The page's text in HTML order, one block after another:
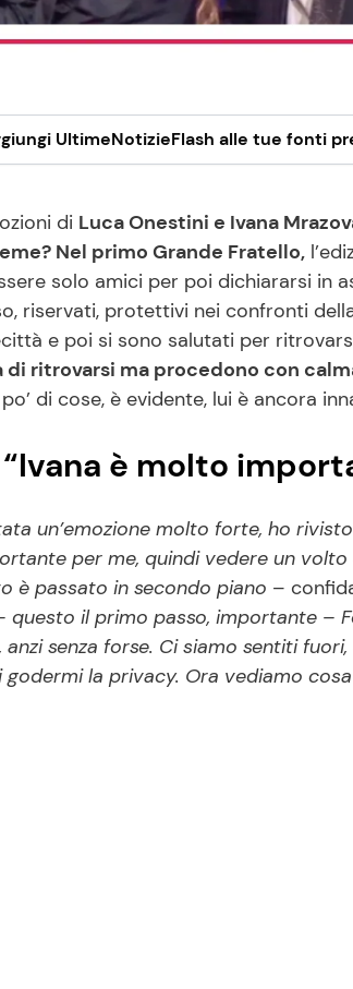
UltimeNotizieFlash alle tue fonti
di Luca Onestini e Ivana
Nel primo Grande Fratello,
solo amici per poi dichiararsi in
riservati, protettivi nei confronti
e poi si sono salutati per
ritrovarsi ma procedono con
di cose, è evidente, lui è ancora
è molto
un’emozione molto forte, ho
per me, quindi vedere un
è passato in secondo piano –
questo il primo passo, importante –
senza forse. Ci siamo sentiti
la privacy. Ora vediamo cosa